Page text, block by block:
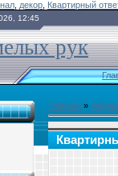
декор Квартирный
12:45
рук
Главная » Файлы